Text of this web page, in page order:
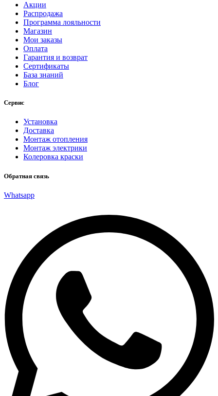
Акции
Распродажа
Программа лояльности
Магазин
Мои заказы
Оплата
Гарантия и возврат
Сертификаты
База знаний
Блог
Сервис
Установка
Доставка
Монтаж отопления
Монтаж электрики
Колеровка краски
Обратная связь
Whatsapp